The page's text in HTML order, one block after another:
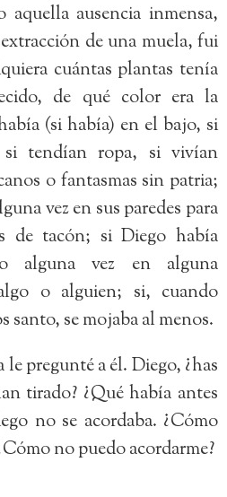
aquella ausencia inmensa,
de una muela, fui
cuántas plantas tenía
de qué color era la
(si había) en el bajo, si
si tendían ropa, si vivían
o fantasmas sin patria;
vez en sus paredes para
de tacón; si Diego había
alguna vez en alguna
o alguien; si, cuando
santo, se mojaba al menos.
le pregunté a él. Diego, ¿has
tirado? ¿Qué había antes
no se acordaba. ¿Cómo
no puedo acordarme?